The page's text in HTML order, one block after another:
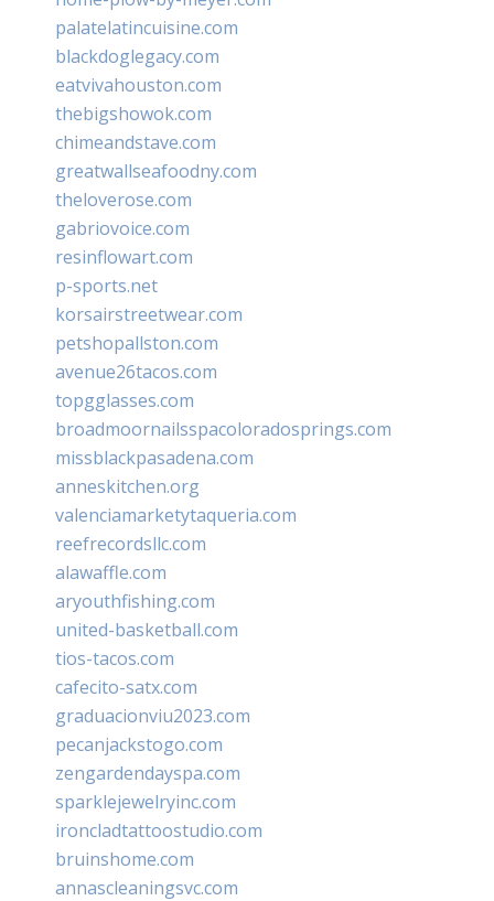
palatelatincuisine.com
blackdoglegacy.com
eatvivahouston.com
thebigshowok.com
chimeandstave.com
greatwallseafoodny.com
theloverose.com
gabriovoice.com
resinflowart.com
p-sports.net
korsairstreetwear.com
petshopallston.com
avenue26tacos.com
topgglasses.com
broadmoornailsspacoloradosprings.com
missblackpasadena.com
anneskitchen.org
valenciamarketytaqueria.com
reefrecordsllc.com
alawaffle.com
aryouthfishing.com
united-basketball.com
tios-tacos.com
cafecito-satx.com
graduacionviu2023.com
pecanjackstogo.com
zengardendayspa.com
sparklejewelryinc.com
ironcladtattoostudio.com
bruinshome.com
annascleaningsvc.com